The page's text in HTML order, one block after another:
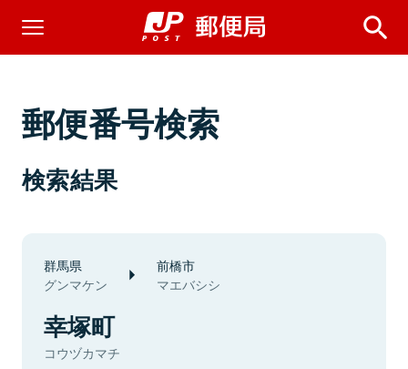
郵便番号検索
検索結果
群馬県
グンマケン
前橋市
マエバシシ
幸塚町
コウヅカマチ